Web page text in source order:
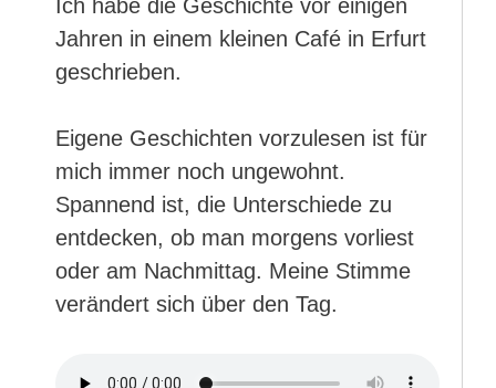
Ich habe die Geschichte vor einigen
Jahren in einem kleinen Café in Erfurt
geschrieben.
Eigene Geschichten vorzulesen ist für
mich immer noch ungewohnt.
Spannend ist, die Unterschiede zu
entdecken, ob man morgens vorliest
oder am Nachmittag. Meine Stimme
verändert sich über den Tag.